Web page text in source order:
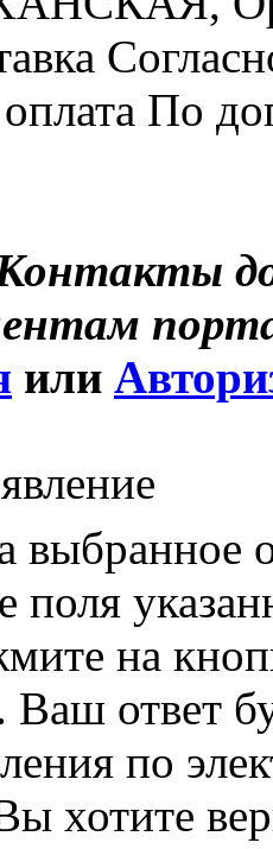
По
или
выбранное
поля
на
ответ
по
хотите